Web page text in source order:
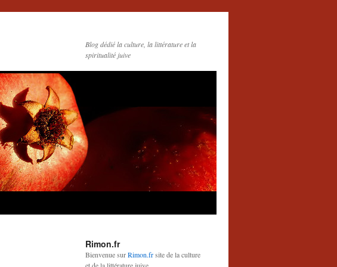
Blog dédié la culture, la littérature et la
spiritualité juive
Rimon.fr
Bienvenue surRimon.frsite de la culture